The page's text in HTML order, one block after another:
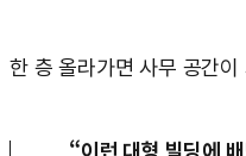
한 층 올라가면 사무 공간
“이런 대형 빌딩에